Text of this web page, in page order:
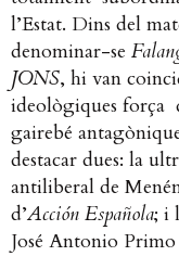
l’Estat. Dins del
denominar-se
JONS, hi van
ideològiques força
gairebé
destacar dues: la
antiliberal de
d’Acción Española; i
José Antonio